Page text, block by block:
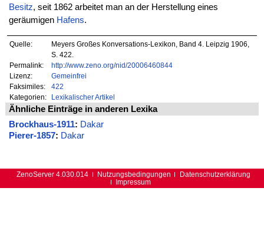
Besitz, seit 1862 arbeitet man an der Herstellung eines
geräumigen Hafens.
Quelle:
Meyers Großes Konversations-Lexikon, Band 4. Leipzig 1906,
S. 422.
Permalink:
http://www.zeno.org/nid/20006460844
Lizenz:
Gemeinfrei
Faksimiles:
422
Kategorien:
Lexikalischer Artikel
Ähnliche Einträge in anderen Lexika
Brockhaus-1911: Dakar
Pierer-1857: Dakar
ZenoServer 4.030.014 Nutzungsbedingungen
Datenschutzerklärung
Impressum